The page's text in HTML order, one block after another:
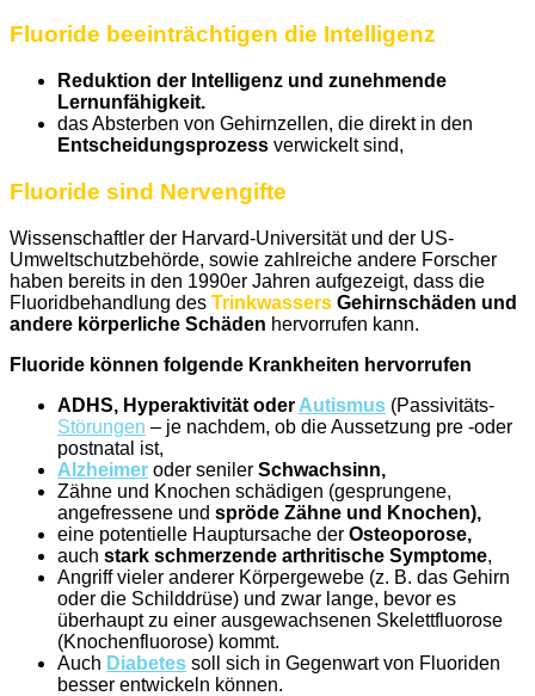
Fluoride beeinträchtigen die Intelligenz
Reduktion der Intelligenz und zunehmende
Lernunfähigkeit.
das Absterben von Gehirnzellen, die direkt in den
Entscheidungsprozess verwickelt sind,
Fluoride sind Nervengifte
Wissenschaftler der Harvard-Universität und der US-
Umweltschutzbehörde, sowie zahlreiche andere Forscher
haben bereits in den 1990er Jahren aufgezeigt, dass die
Fluoridbehandlung des Trinkwassers Gehirnschäden und
andere körperliche Schäden hervorrufen kann.
Fluoride können folgende Krankheiten hervorrufen
ADHS, Hyperaktivität oder Autismus (Passivitäts-
Störungen – je nachdem, ob die Aussetzung pre -oder
postnatal ist,
Alzheimer oder seniler Schwachsinn,
Zähne und Knochen schädigen (gesprungene,
angefressene und spröde Zähne und Knochen),
eine potentielle Hauptursache der Osteoporose,
auch stark schmerzende arthritische Symptome,
Angriff vieler anderer Körpergewebe (z. B. das Gehirn
oder die Schilddrüse) und zwar lange, bevor es
überhaupt zu einer ausgewachsenen Skelettfluorose
(Knochenfluorose) kommt.
Auch Diabetes soll sich in Gegenwart von Fluoriden
besser entwickeln können.